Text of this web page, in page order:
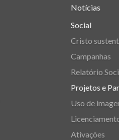
Notícias
Social
Cristo
Campanhas
Relatório
Projetos e
Uso de
Ativações